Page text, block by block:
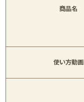
商品名
使い方動画